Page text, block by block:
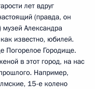
лет вдруг
(правда, он
музей Александра
известно, юбилей.
Погорелое Городище.
в этот город, на нас
Например,
15-е колено